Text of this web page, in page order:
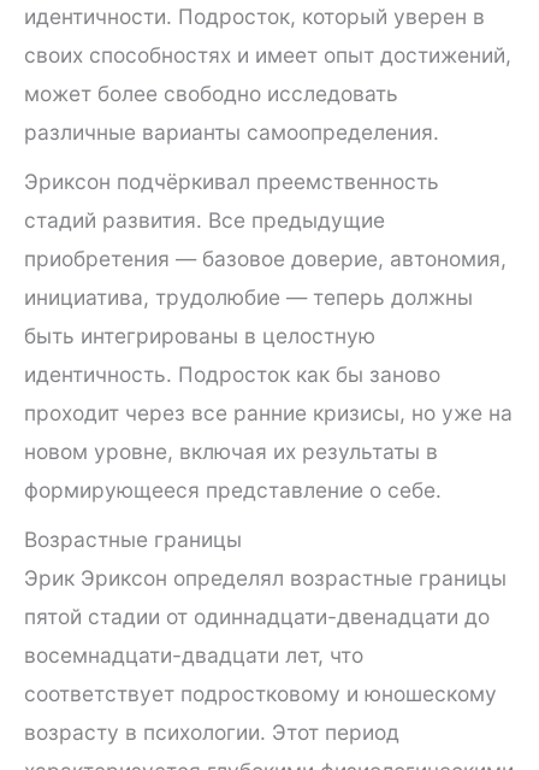
идентичности. Подросток, который уверен в
своих способностях и имеет опыт достижений,
может более свободно исследовать
различные варианты самоопределения.
Эриксон подчёркивал преемственность
стадий развития. Все предыдущие
приобретения — базовое доверие, автономия,
инициатива, трудолюбие — теперь должны
быть интегрированы в целостную
идентичность. Подросток как бы заново
проходит через все ранние кризисы, но уже на
новом уровне, включая их результаты в
формирующееся представление о себе.
Возрастные границы
Эрик Эриксон определял возрастные границы
пятой стадии от одиннадцати-двенадцати до
восемнадцати-двадцати лет, что
соответствует подростковому и юношескому
возрасту в психологии. Этот период